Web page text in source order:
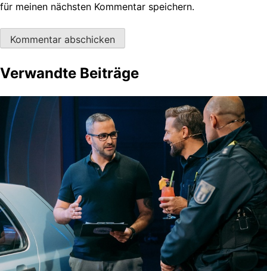
für meinen nächsten Kommentar speichern.
Verwandte Beiträge